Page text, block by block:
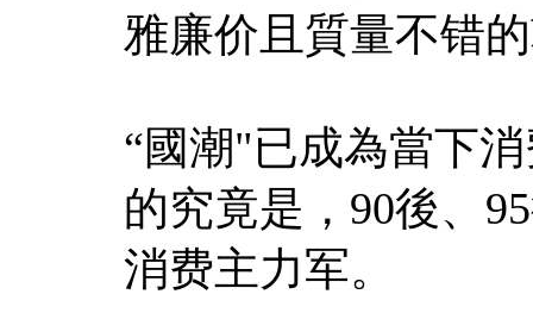
雅廉价且質量不错
“國潮"已成為當下
的究竟是，90後、
消费主力军。